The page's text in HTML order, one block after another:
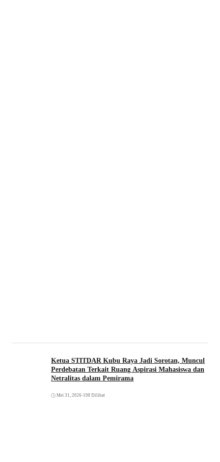
Ketua STITDAR Kubu Raya Jadi Sorotan, Muncul
Perdebatan Terkait Ruang Aspirasi Mahasiswa dan
Netralitas dalam Pemirama
Mei 31, 2026•198 Dilihat